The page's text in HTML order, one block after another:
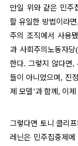
만일 위와 같은 민주
할 유일한 방법이라면
주의 조직에서 사용
과 사회주의노동자당
한다.그렇지 않다면,
들이 아니었으며 , 진
제 모델’과 함께 , 이
그렇다면 토니 클리프
레닌은 민주집중제